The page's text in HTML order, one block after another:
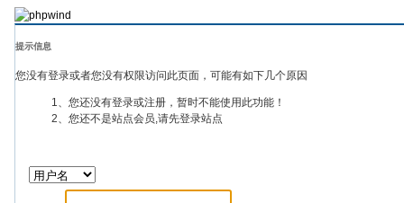
提示信息
您没有登录或者您没有权限访问此页面，可能有如下几个原因
1、您还没有登录或注册，暂时不能使用此功能！
2、您还不是站点会员,请先登录站点